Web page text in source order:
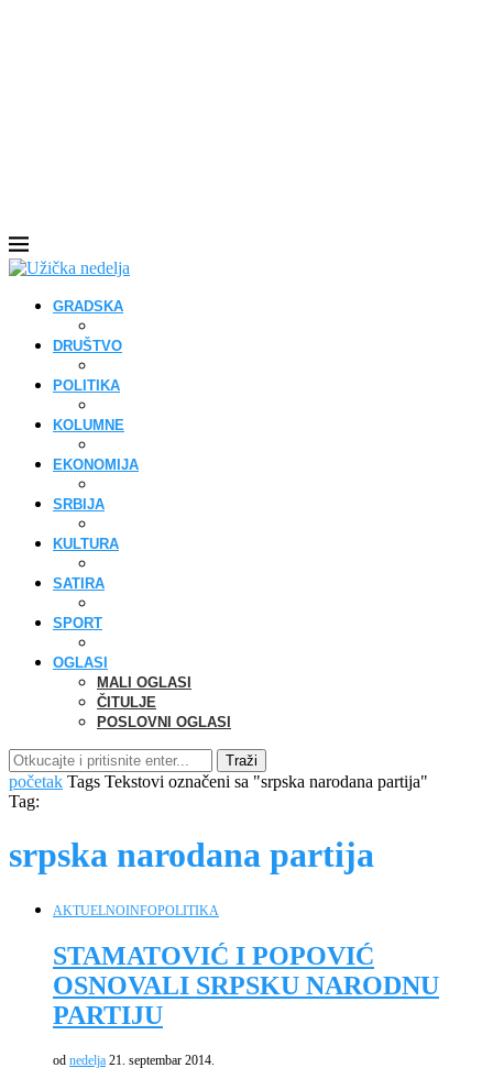
GRADSKA
DRUŠTVO
POLITIKA
KOLUMNE
EKONOMIJA
SRBIJA
KULTURA
SATIRA
SPORT
OGLASI
MALI OGLASI
ČITULJE
POSLOVNI OGLASI
Traži
početak Tags Tekstovi označeni sa "srpska narodana partija"
Tag:
srpska narodana partija
AKTUELNOINFOPOLITIKA
STAMATOVIĆ I POPOVIĆ
OSNOVALI SRPSKU NARODNU
PARTIJU
od nedelja 21. septembar 2014.